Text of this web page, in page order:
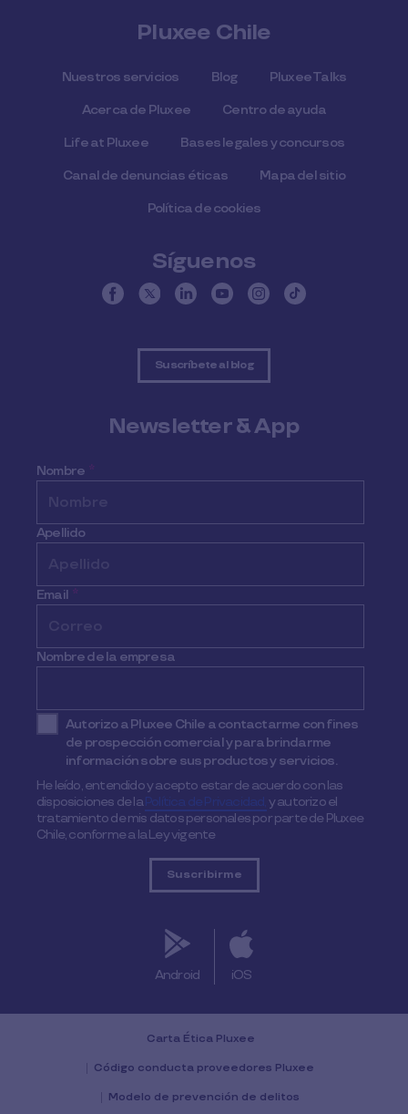
Pluxee Chile
Nuestros servicios Blog Pluxee Talks
Acerca de Pluxee Centro de ayuda
Life at Pluxee Bases legales y concursos
Canal de denuncias éticas Mapa del sitio
Política de cookies
Síguenos
Suscríbete al blog
Newsletter & App
Nombre *
Apellido
Email *
Nombre de la empresa
Autorizo a Pluxee Chile a contactarme con fines
de prospección comercial y para brindarme
información sobre sus productos y servicios.
He leído, entendido y acepto estar de acuerdo con las
disposiciones de laPolítica de Privacidad,y autorizo el
tratamiento de mis datos personales por parte de Pluxee
Chile, conforme a la Ley vigente
Android iOS
Carta Ética Pluxee
Código conducta proveedores Pluxee
Modelo de prevención de delitos